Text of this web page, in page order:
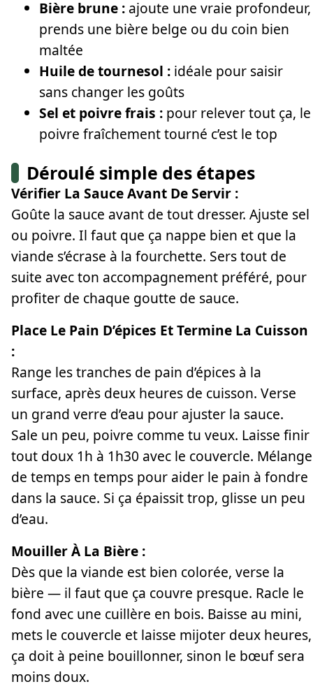
Bière brune : ajoute une vraie profondeur,
prends une bière belge ou du coin bien
maltée
Huile de tournesol : idéale pour saisir
sans changer les goûts
Sel et poivre frais : pour relever tout ça, le
poivre fraîchement tourné c’est le top
Déroulé simple des étapes
Vérifier La Sauce Avant De Servir :
Goûte la sauce avant de tout dresser. Ajuste sel
ou poivre. Il faut que ça nappe bien et que la
viande s’écrase à la fourchette. Sers tout de
suite avec ton accompagnement préféré, pour
profiter de chaque goutte de sauce.
Place Le Pain D’épices Et Termine La Cuisson
:
Range les tranches de pain d’épices à la
surface, après deux heures de cuisson. Verse
un grand verre d’eau pour ajuster la sauce.
Sale un peu, poivre comme tu veux. Laisse finir
tout doux 1h à 1h30 avec le couvercle. Mélange
de temps en temps pour aider le pain à fondre
dans la sauce. Si ça épaissit trop, glisse un peu
d’eau.
Mouiller À La Bière :
Dès que la viande est bien colorée, verse la
bière — il faut que ça couvre presque. Racle le
fond avec une cuillère en bois. Baisse au mini,
mets le couvercle et laisse mijoter deux heures,
ça doit à peine bouillonner, sinon le bœuf sera
moins doux.